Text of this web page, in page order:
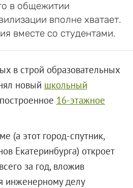
в общежитии
вполне хватает.
вместе со студентами.
в строй образовательных
новый школьный
16-этажное
(а этот город-спутник,
Екатеринбурга) откроет
за год, вложив
инженерному делу